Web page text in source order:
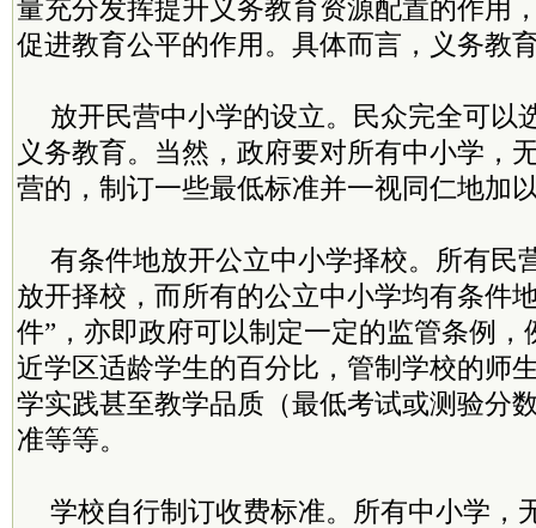
量充分发挥提升义务教育资源配置的作用
促进教育公平的作用。具体而言，义务教
放开民营中小学的设立。民众完全可以
义务教育。当然，政府要对所有中小学，
营的，制订一些最低标准并一视同仁地加
有条件地放开公立中小学择校。所有民
放开择校，而所有的公立中小学均有条件
件”，亦即政府可以制定一定的监管条例
近学区适龄学生的百分比，管制学校的师
学实践甚至教学品质（最低考试或测验分
准等等。
学校自行制订收费标准。所有中小学，